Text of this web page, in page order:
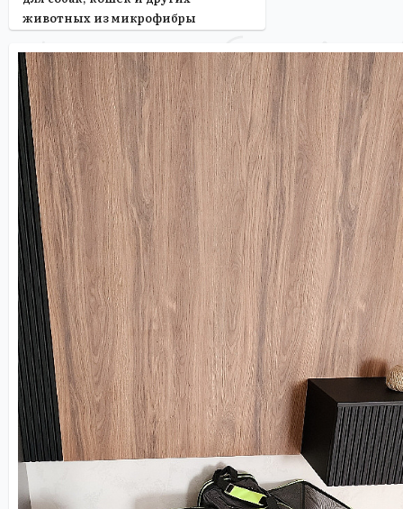
животных из микрофибры